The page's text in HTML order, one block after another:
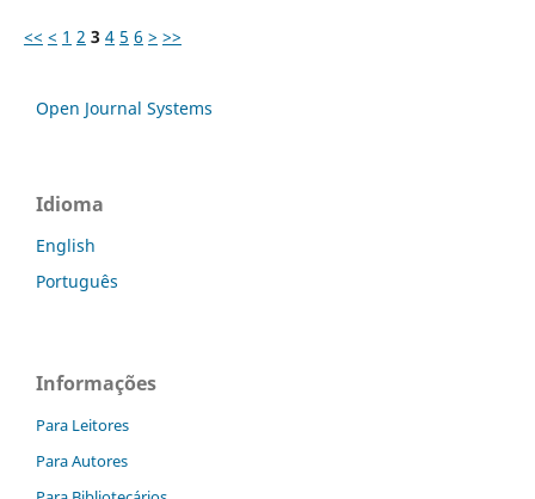
<< < 1 2 3 4 5 6 > >>
Open Journal Systems
Idioma
English
Português
Informações
Para Leitores
Para Autores